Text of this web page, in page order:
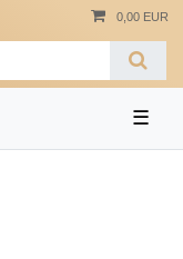
0,00 EUR
☰